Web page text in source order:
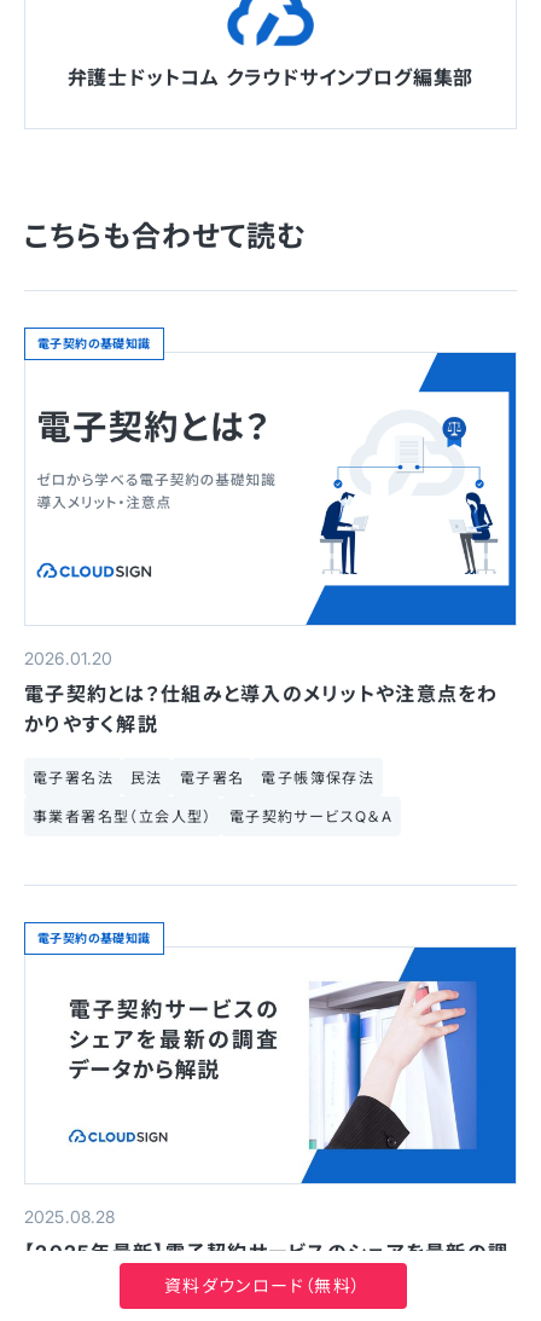
弁護士ドットコム クラウドサインブログ編集部
こちらも合わせて読む
電子契約の基礎知識
2026.01.20
電子契約とは？仕組みと導入のメリットや注意点をわ
かりやすく解説
電子署名法 民法 電子署名 電子帳簿保存法
事業者署名型（立会人型） 電子契約サービスQ＆A
電子契約の基礎知識
2025.08.28
【2025年最新】電子契約サービスのシェアを最新の調
査データから解説資料ダウンロード（無料）